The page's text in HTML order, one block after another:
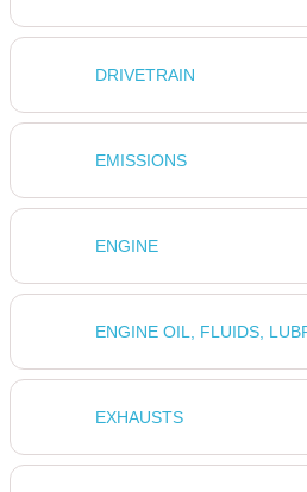
DRIVETRAIN
EMISSIONS
ENGINE
ENGINE OIL, FLUIDS,
EXHAUSTS